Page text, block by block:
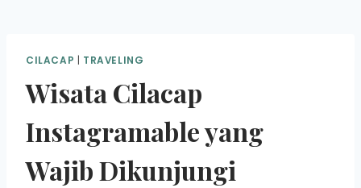
CILACAP | TRAVELING
Wisata Cilacap
Instagramable yang
Wajib Dikunjungi